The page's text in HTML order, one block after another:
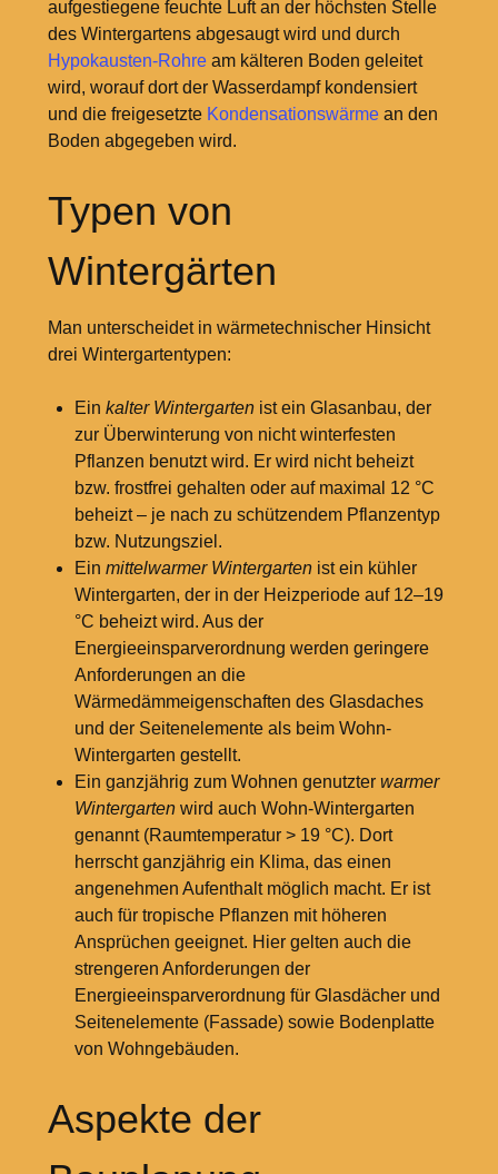
aufgestiegene feuchte Luft an der höchsten Stelle
des Wintergartens abgesaugt wird und durch
Hypokausten-Rohream kälteren Boden geleitet
wird, worauf dort der Wasserdampf kondensiert
und die freigesetzte Kondensationswärmean den
Boden abgegeben wird.
Typen von
Wintergärten
Man unterscheidet in wärmetechnischer Hinsicht
drei Wintergartentypen:
Ein kalter Wintergartenist ein Glasanbau, der
zur Überwinterung von nicht winterfesten
Pflanzen benutzt wird. Er wird nicht beheizt
bzw. frostfrei gehalten oder auf maximal 12 °C
beheizt – je nach zu schützendem Pflanzentyp
bzw. Nutzungsziel.
Ein mittelwarmer Wintergartenist ein kühler
Wintergarten, der in der Heizperiode auf 12–19
°C beheizt wird. Aus der
Energieeinsparverordnung werden geringere
Anforderungen an die
Wärmedämmeigenschaften des Glasdaches
und der Seitenelemente als beim Wohn-
Wintergarten gestellt.
Ein ganzjährig zum Wohnen genutzter warmer
Wintergartenwird auch Wohn-Wintergarten
genannt (Raumtemperatur > 19 °C). Dort
herrscht ganzjährig ein Klima, das einen
angenehmen Aufenthalt möglich macht. Er ist
auch für tropische Pflanzen mit höheren
Ansprüchen geeignet. Hier gelten auch die
strengeren Anforderungen der
Energieeinsparverordnung für Glasdächer und
Seitenelemente (Fassade) sowie Bodenplatte
von Wohngebäuden.
Aspekte der